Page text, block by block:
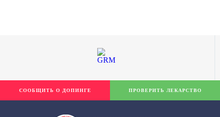
СООБЩИТЬ О ДОПИНГЕ ПРОВЕРИТЬ ЛЕКАРСТВО